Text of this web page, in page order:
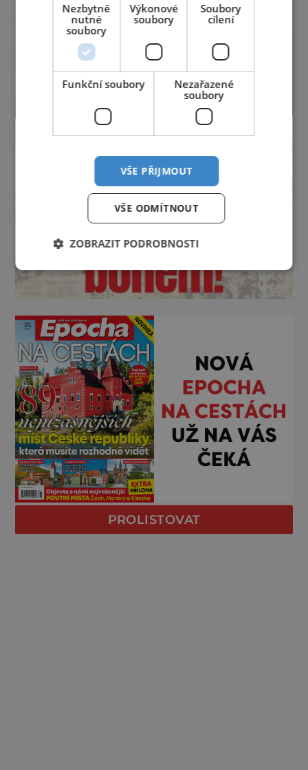
PROLISTOVAT
Nezbytně
nutné
soubory
Výkonové
soubory
Soubory
cílení
Funkční soubory
Nezařazené
soubory
VŠE PŘIJMOUT
VŠE ODMÍTNOUT
ZOBRAZIT PODROBNOSTI